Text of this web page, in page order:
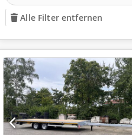
Alle Filter entfernen